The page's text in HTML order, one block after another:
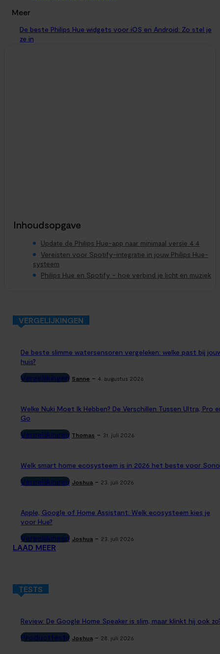
Meer
De beste Philips Hue widgets voor iOS en Android: Zo stel je
ze in
Inhoudsopgave
Update de Philips Hue-app naar minimaal versie 4.4
Vereisten voor Spotify-integratie in jouw Philips Hue-
systeem
Philips Hue en Spotify – hoe verbind je licht en muziek
VERGELIJKINGEN
De beste slimme watersensoren vergeleken: welke past bij
huis?
Vergelijkingen Sanne - 4. augustus 2026
Welke Nuki Moet Ik Hebben? De Verschillen Tussen Ultra, Pro
Go
Vergelijkingen Thomas - 31. juli 2026
Welk smart home ecosysteem is in 2026 het beste voor
Vergelijkingen Joshua - 23. juli 2026
Apple, Google of Home Assistant: Welk ecosysteem kies je
voor Hue?
Vergelijkingen Joshua - 23. juli 2026
LAAD MEER
TESTS
Review: De Google Home Speaker is slim, maar klinkt hij ook
Producttests Joshua - 28. juli 2026